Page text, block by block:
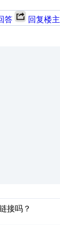
答 回复楼主
接吗？